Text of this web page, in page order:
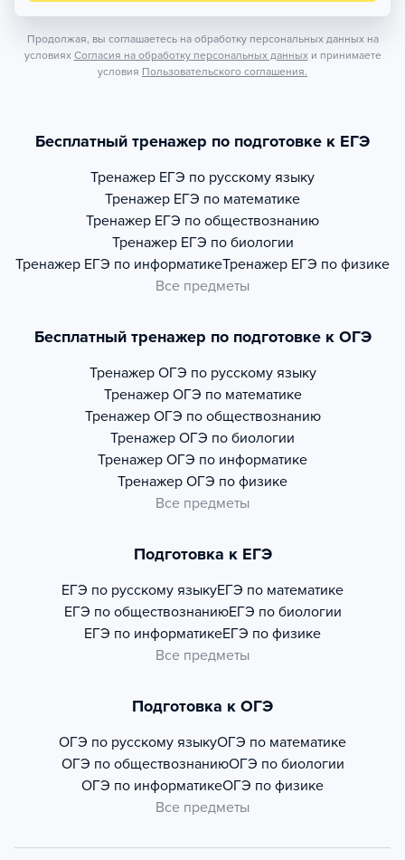
Продолжая, вы соглашаетесь на обработку персональных данных на
условиях Согласия на обработку персональных данных и принимаете
условия Пользовательского соглашения.
Бесплатный тренажер по подготовке к ЕГЭ
Тренажер ЕГЭ по русскому языку
Тренажер ЕГЭ по математике
Тренажер ЕГЭ по обществознанию
Тренажер ЕГЭ по биологии
Тренажер ЕГЭ по информатикеТренажер ЕГЭ по физике
Все предметы
Бесплатный тренажер по подготовке к ОГЭ
Тренажер ОГЭ по русскому языку
Тренажер ОГЭ по математике
Тренажер ОГЭ по обществознанию
Тренажер ОГЭ по биологии
Тренажер ОГЭ по информатике
Тренажер ОГЭ по физике
Все предметы
Подготовка к ЕГЭ
ЕГЭ по русскому языкуЕГЭ по математике
ЕГЭ по обществознаниюЕГЭ по биологии
ЕГЭ по информатикеЕГЭ по физике
Все предметы
Подготовка к ОГЭ
ОГЭ по русскому языкуОГЭ по математике
ОГЭ по обществознаниюОГЭ по биологии
ОГЭ по информатикеОГЭ по физике
Все предметы